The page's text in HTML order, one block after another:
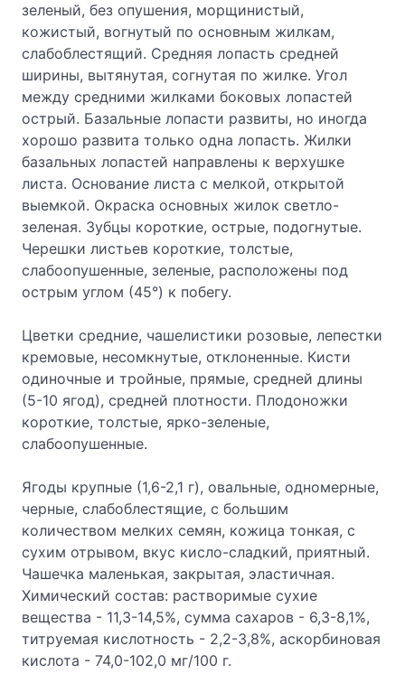
зеленый, без опушения, морщинистый,
кожистый, вогнутый по основным жилкам,
слабоблестящий. Средняя лопасть средней
ширины, вытянутая, согнутая по жилке. Угол
между средними жилками боковых лопастей
острый. Базальные лопасти развиты, но иногда
хорошо развита только одна лопасть. Жилки
базальных лопастей направлены к верхушке
листа. Основание листа с мелкой, открытой
выемкой. Окраска основных жилок светло-
зеленая. Зубцы короткие, острые, подогнутые.
Черешки листьев короткие, толстые,
слабоопушенные, зеленые, расположены под
острым углом (45°) к побегу.
Цветки средние, чашелистики розовые, лепестки
кремовые, несомкнутые, отклоненные. Кисти
одиночные и тройные, прямые, средней длины
(5-10 ягод), средней плотности. Плодоножки
короткие, толстые, ярко-зеленые,
слабоопушенные.
Ягоды крупные (1,6-2,1 г), овальные, одномерные,
черные, слабоблестящие, с большим
количеством мелких семян, кожица тонкая, с
сухим отрывом, вкус кисло-сладкий, приятный.
Чашечка маленькая, закрытая, эластичная.
Химический состав: растворимые сухие
вещества - 11,3-14,5%, сумма сахаров - 6,3-8,1%,
титруемая кислотность - 2,2-3,8%, аскорбиновая
кислота - 74,0-102,0 мг/100 г.